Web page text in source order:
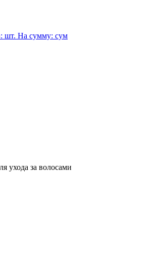
шт. На сумму: сум
ухода за волосами